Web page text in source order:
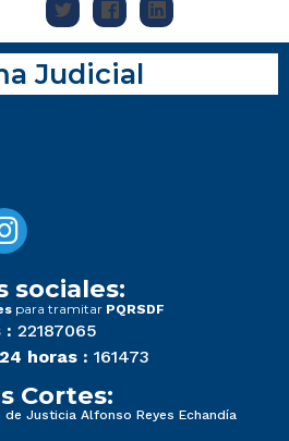
Judicial
sociales:
para tramitar PQRSDF
: 22187065
horas : 161473
Cortes:
Justicia Alfonso Reyes Echandía